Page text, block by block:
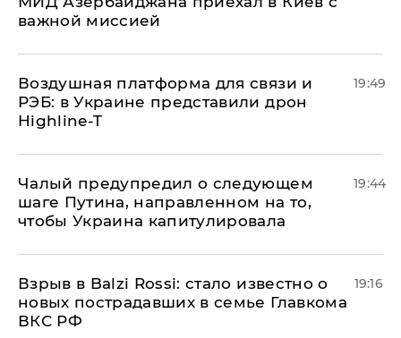
важной миссией
Воздушная платформа для связи и
РЭБ: в Украине представили дрон
Highline-T
19:49
Чалый предупредил о следующем
шаге Путина, направленном на то,
чтобы Украина капитулировала
19:44
Взрыв в Balzi Rossi: стало известно о
новых пострадавших в семье Главкома
ВКС РФ
19:16